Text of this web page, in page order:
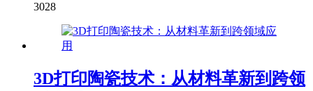
3028
3D打印陶瓷技术：从材料革新到跨领